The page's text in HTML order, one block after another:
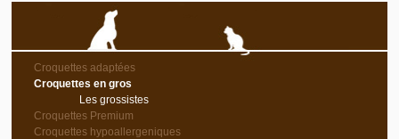
Croquettes adaptées
Croquettes en gros
Les grossistes
Croquettes Premium
Croquettes hypoallergeniques